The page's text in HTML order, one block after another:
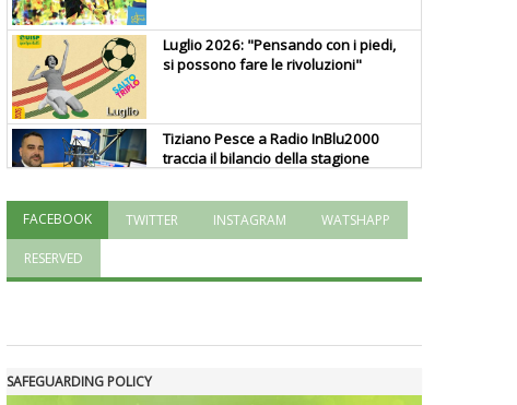
Luglio 2026: "Pensando con i piedi,
si possono fare le rivoluzioni"
Tiziano Pesce a Radio InBlu2000
traccia il bilancio della stagione
prosegue anche in estate
FACEBOOK TWITTER INSTAGRAM WATSHAPP
RESERVED
SAFEGUARDING POLICY